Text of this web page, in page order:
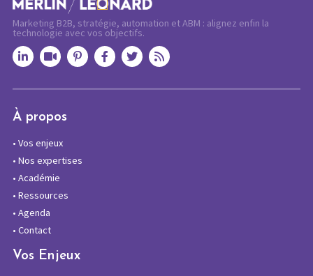
Marketing B2B, stratégie, automation et ABM : alignez enfin la
technologie avec vos objectifs.
À propos
• Vos enjeux
• Nos expertises
• Académie
• Ressources
• Agenda
• Contact
Vos Enjeux